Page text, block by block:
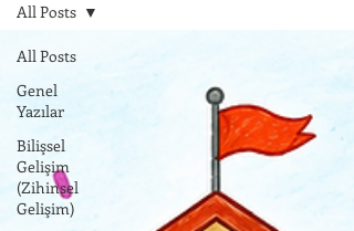
All Posts
Genel
Yazılar
Bilişsel
Gelişim
(Zihinsel
Gelişim)
All Posts